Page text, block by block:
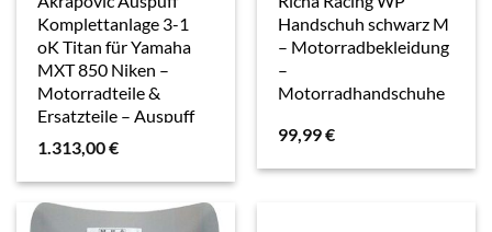
Komplettanlage 3-1
oK Titan für Yamaha
MXT 850 Niken –
Motorradteile &
Ersatzteile – Auspuff
1.313,00€
Handschuh schwarz M
– Motorradbekleidung
–
Motorradhandschuhe
99,99€